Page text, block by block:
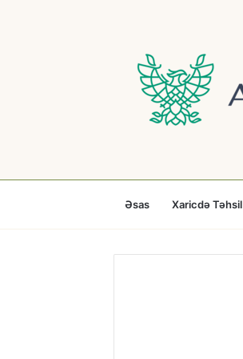
Əsas Xaricdə Təhsil